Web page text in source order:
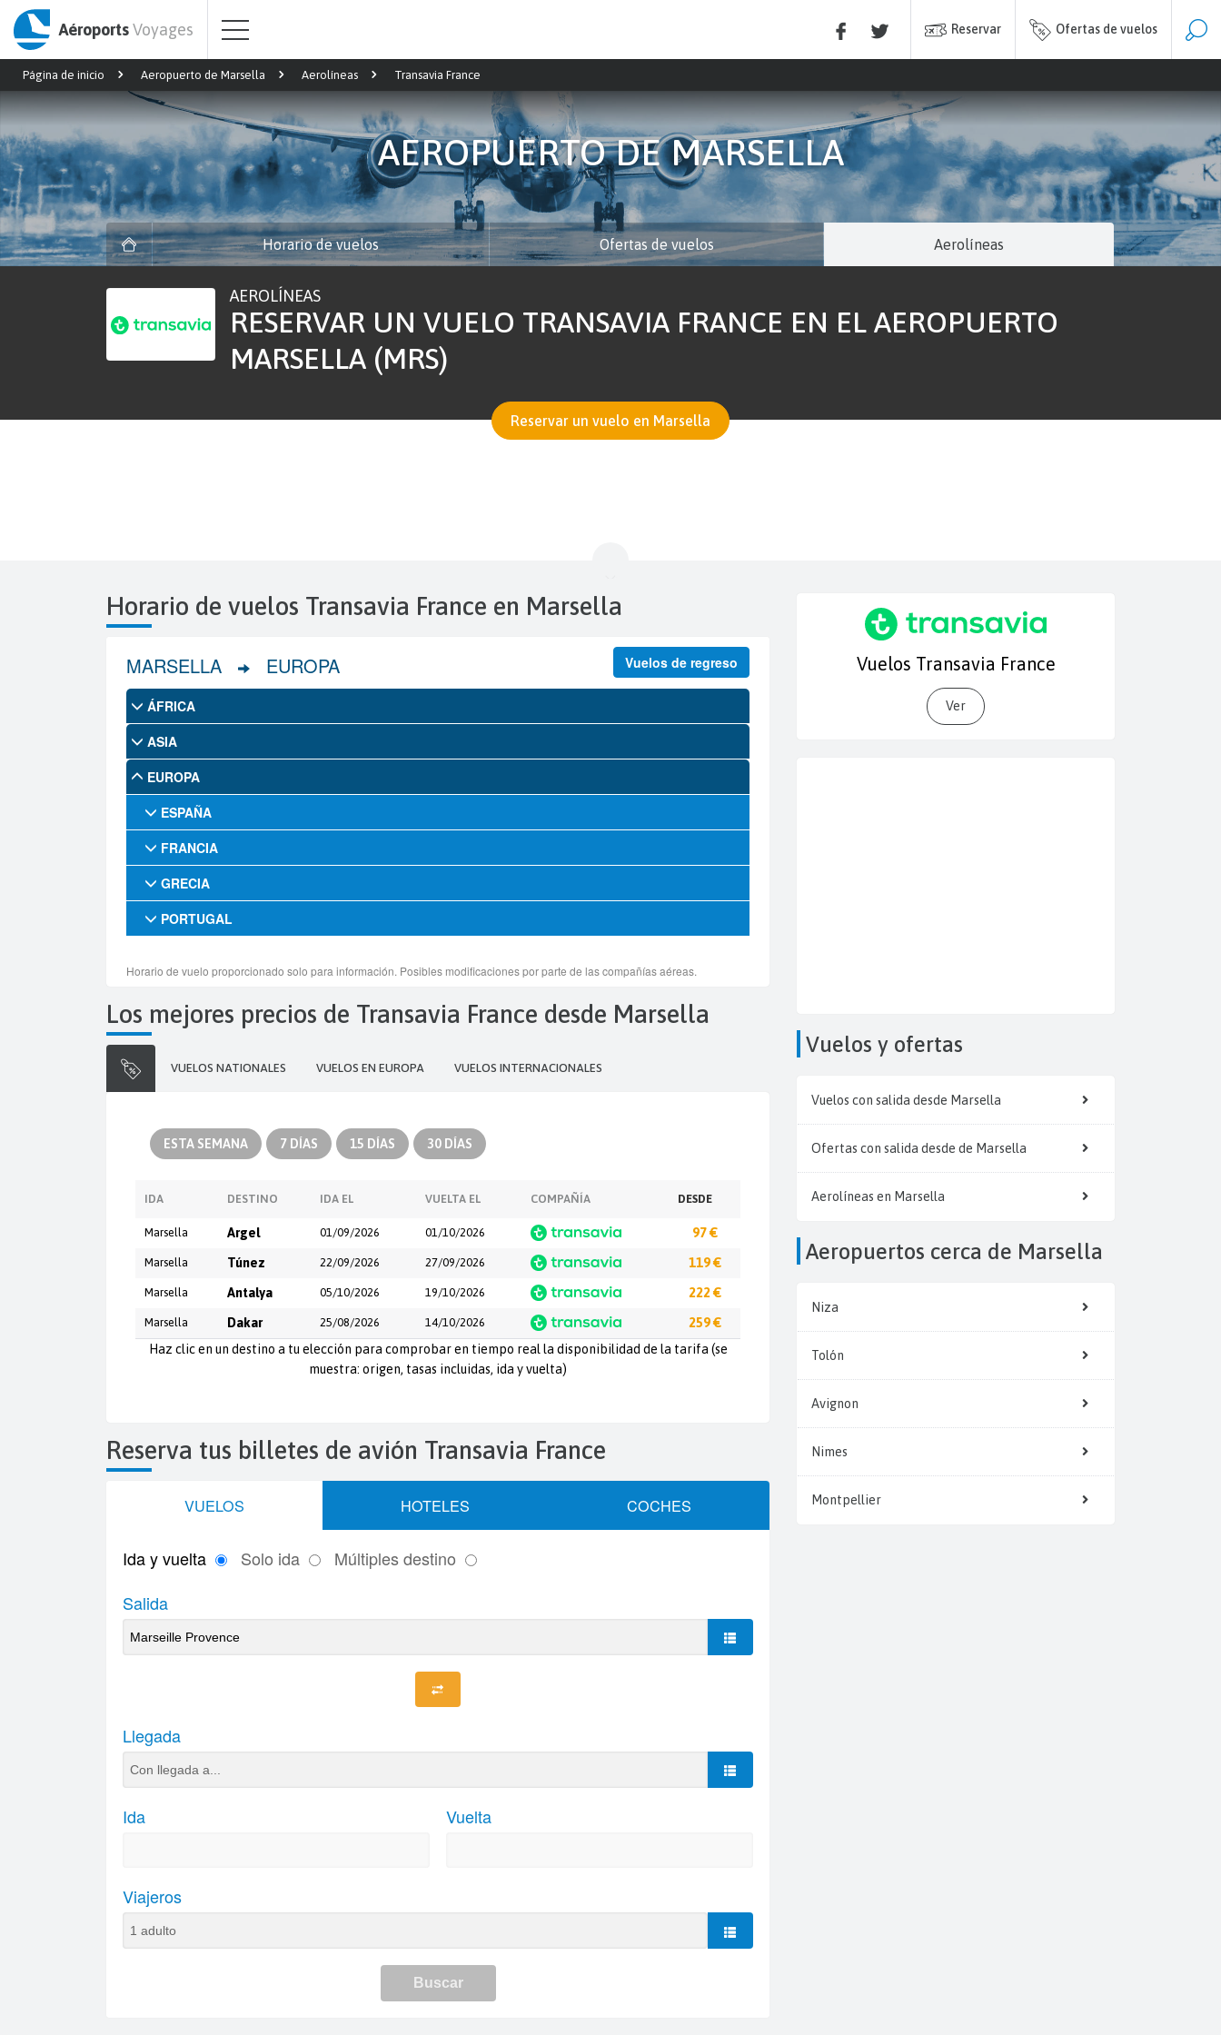
AéroportsVoyages Reservar Ofertas de vuelos
Página de inicio Aeropuerto de Marsella Aerolíneas Transavia France
AEROPUERTO DE MARSELLA
Horario de vuelos Ofertas de vuelos Aerolíneas
AEROLÍNEAS
RESERVAR UN VUELO TRANSAVIA FRANCE EN EL AEROPUERTO
MARSELLA (MRS)
Reservar un vuelo en Marsella
Horario de vuelos Transavia France en Marsella
Los mejores precios de Transavia France desde Marsella
VUELOS NATIONALES VUELOS EN EUROPA VUELOS INTERNACIONALES
ESTA SEMANA 7 DÍAS 15 DÍAS 30 DÍAS
IDA DESTINO IDA EL VUELTA EL COMPAÑÍA DESDE
Marsella Argel 01/09/2026 01/10/2026 97 €
Marsella Túnez 22/09/2026 27/09/2026 119 €
Marsella Antalya 05/10/2026 19/10/2026 222 €
Marsella Dakar 25/08/2026 14/10/2026
259 €
Haz clic en un destino a tu elección para comprobar en tiempo real la disponibilidad de la tarifa (se
muestra: origen, tasas incluidas, ida y vuelta)
Reserva tus billetes de avión Transavia France
Vuelos Transavia France
Ver
Vuelos y ofertas
Vuelos con salida desde Marsella
Ofertas con salida desde de Marsella
Aerolíneas en Marsella
Aeropuertos cerca de Marsella
Niza
Tolón
Avignon
Nimes
Montpellier